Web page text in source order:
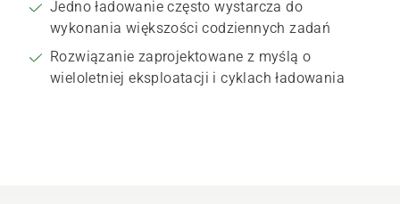
Jedno ładowanie często wystarcza do
wykonania większości codziennych zadań
Rozwiązanie zaprojektowane z myślą o
wieloletniej eksploatacji i cyklach ładowania